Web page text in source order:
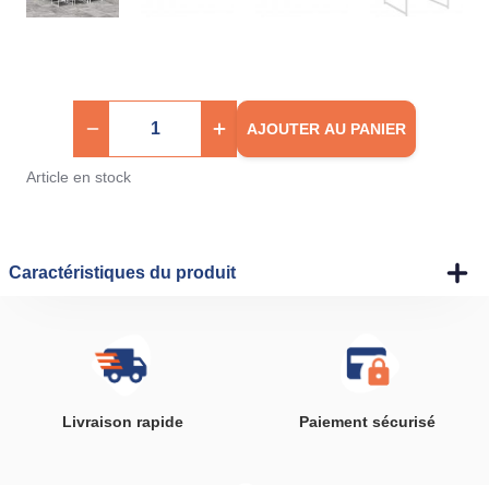
AJOUTER AU PANIER
Article en stock
Caractéristiques du produit
Livraison rapide Paiement sécurisé